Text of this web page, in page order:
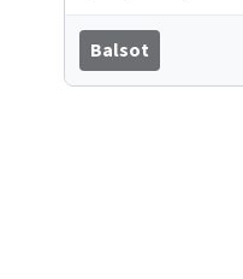
Balsot